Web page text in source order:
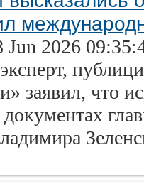
2026
заявил, что